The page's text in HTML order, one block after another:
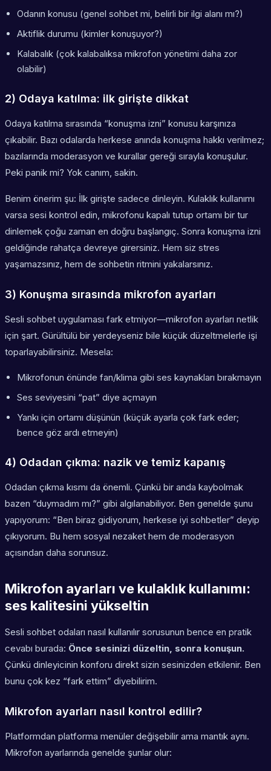
Odanın konusu (genel sohbet mi, belirli bir ilgi alanı mı?)
Aktiflik durumu (kimler konuşuyor?)
Kalabalık (çok kalabalıksa mikrofon yönetimi daha zor
olabilir)
2) Odaya katılma: ilk girişte dikkat
Odaya katılma sırasında “konuşma izni” konusu karşınıza
çıkabilir. Bazı odalarda herkese anında konuşma hakkı verilmez;
bazılarında moderasyon ve kurallar gereği sırayla konuşulur.
Peki panik mi? Yok canım, sakin.
Benim önerim şu: İlk girişte sadece dinleyin. Kulaklık kullanımı
varsa sesi kontrol edin, mikrofonu kapalı tutup ortamı bir tur
dinlemek çoğu zaman en doğru başlangıç. Sonra konuşma izni
geldiğinde rahatça devreye girersiniz. Hem siz stres
yaşamazsınız, hem de sohbetin ritmini yakalarsınız.
3) Konuşma sırasında mikrofon ayarları
Sesli sohbet uygulaması fark etmiyor—mikrofon ayarları netlik
için şart. Gürültülü bir yerdeyseniz bile küçük düzeltmelerle işi
toparlayabilirsiniz. Mesela:
Mikrofonun önünde fan/klima gibi ses kaynakları bırakmayın
Ses seviyesini “pat” diye açmayın
Yankı için ortamı düşünün (küçük ayarla çok fark eder;
bence göz ardı etmeyin)
4) Odadan çıkma: nazik ve temiz kapanış
Odadan çıkma kısmı da önemli. Çünkü bir anda kaybolmak
bazen “duymadım mı?” gibi algılanabiliyor. Ben genelde şunu
yapıyorum: “Ben biraz gidiyorum, herkese iyi sohbetler” deyip
çıkıyorum. Bu hem sosyal nezaket hem de moderasyon
açısından daha sorunsuz.
Mikrofon ayarları ve kulaklık kullanımı:
ses kalitesini yükseltin
Sesli sohbet odaları nasıl kullanılır sorusunun bence en pratik
cevabı burada: Önce sesinizi düzeltin, sonra konuşun.
Çünkü dinleyicinin konforu direkt sizin sesinizden etkilenir. Ben
bunu çok kez “fark ettim” diyebilirim.
Mikrofon ayarları nasıl kontrol edilir?
Platformdan platforma menüler değişebilir ama mantık aynı.
Mikrofon ayarlarında genelde şunlar olur: